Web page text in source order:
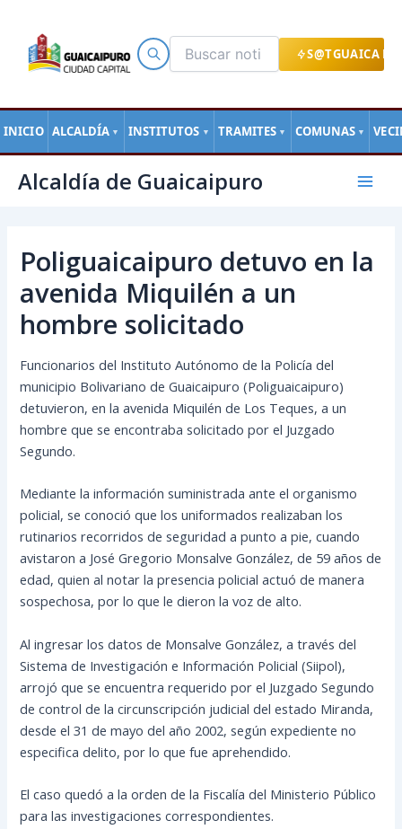
S@TGUAICA
INICIO ALCALDÍA ▼ INSTITUTOS ▼ TRAMITES ▼ COMUNAS ▼
contenido
Alcaldía de Guaicaipuro
Main
Poliguaicaipuro detuvo en la
avenida Miquilén a un
hombre solicitado
Funcionarios del Instituto Autónomo de la Policía del
municipio Bolivariano de Guaicaipuro (Poliguaicaipuro)
detuvieron, en la avenida Miquilén de Los Teques, a un
hombre que se encontraba solicitado por el Juzgado
Segundo.
Mediante la información suministrada ante el organismo
policial, se conoció que los uniformados realizaban los
rutinarios recorridos de seguridad a punto a pie, cuando
avistaron a JoséGregorio Monsalve González, de 59 años de
edad, quien al notar la presencia policial actuó de manera
sospechosa, por lo que le dieron la voz de alto.
Al ingresar los datos de Monsalve González, a través del
Sistema de Investigación e Información Policial (Siipol),
arrojó que se encuentra requerido por el Juzgado Segundo
de control de la circunscripción judicial del estado Miranda,
desde el 31 de mayo del año 2002, según expediente no
especifica delito, por lo que fue aprehendido.
El caso quedó a la orden de la Fiscalía del Ministerio Público
para las investigaciones correspondientes.
de